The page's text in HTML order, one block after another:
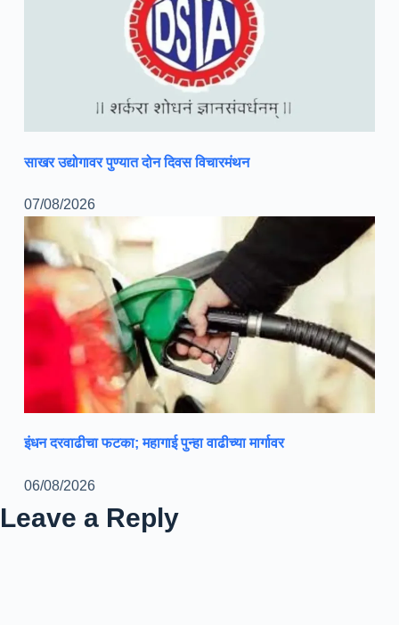
साखर उद्योगावर पुण्यात दोन दिवस विचारमंथन
07/08/2026
इंधन दरवाढीचा फटका; महागाई पुन्हा वाढीच्या मार्गावर
06/08/2026
Leave a Reply